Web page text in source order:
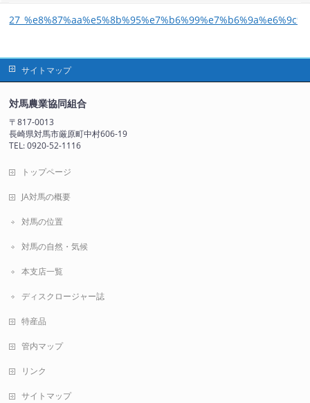
サイトマップ
対馬農業協同組合
〒817-0013
長崎県対馬市厳原町中村606-19
TEL: 0920-52-1116
トップページ
JA対馬の概要
対馬の位置
対馬の自然・気候
本支店一覧
ディスクロージャー誌
特産品
管内マップ
リンク
サイトマップ